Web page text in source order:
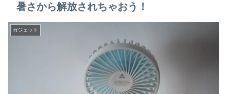
暑さから解放されちゃおう！
ガジェット